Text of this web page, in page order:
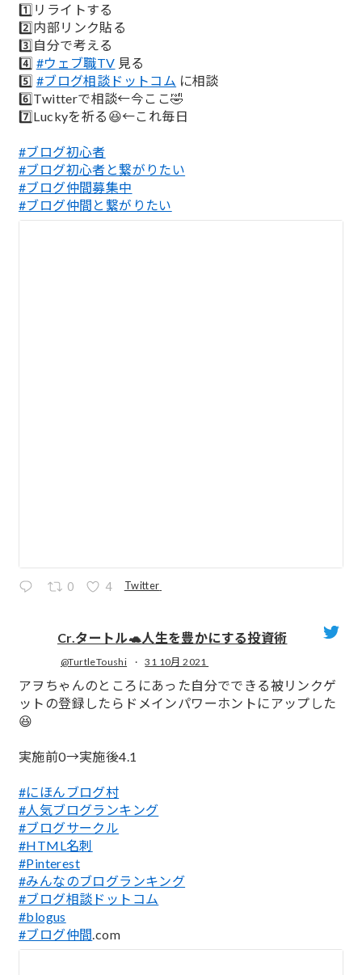
1️⃣リライトする
2️⃣内部リンク貼る
3️⃣自分で考える
4️⃣ #ウェブ職TV 見る
5️⃣ #ブログ相談ドットコム に相談
6️⃣Twitterで相談←今ここ🤣
7️⃣Luckyを祈る😆←これ毎日
#ブログ初心者
#ブログ初心者と繋がりたい
#ブログ仲間募集中
#ブログ仲間と繋がりたい
0 4 Twitter
Cr.タートル🐢人生を豊かにする投資術
@TurtleToushi · 31 10月 2021
アヲちゃんのところにあった自分でできる被リンクゲ
ットの登録したらドメインパワーホントにアップした
😆
実施前0→実施後4.1
#にほんブログ村
#人気ブログランキング
#ブログサークル
#HTML名刺
#Pinterest
#みんなのブログランキング
#ブログ相談ドットコム
#blogus
#ブログ仲間.com